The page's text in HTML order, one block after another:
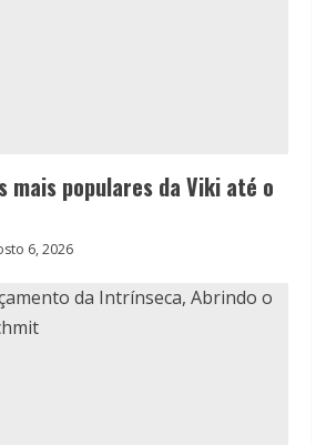
mais populares da Viki até o
6, 2026